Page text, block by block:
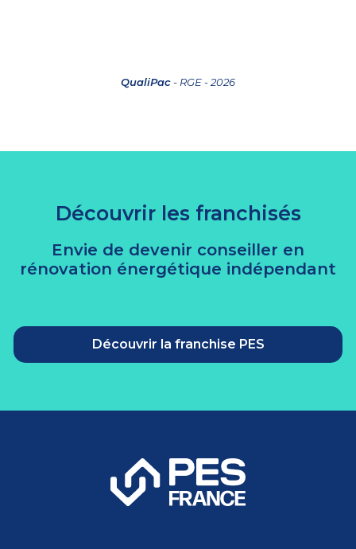
QualiPac- RGE - 2026
Découvrir les franchisés
Envie de devenir conseiller en
rénovation énergétique indépendant
Découvrir la franchise PES